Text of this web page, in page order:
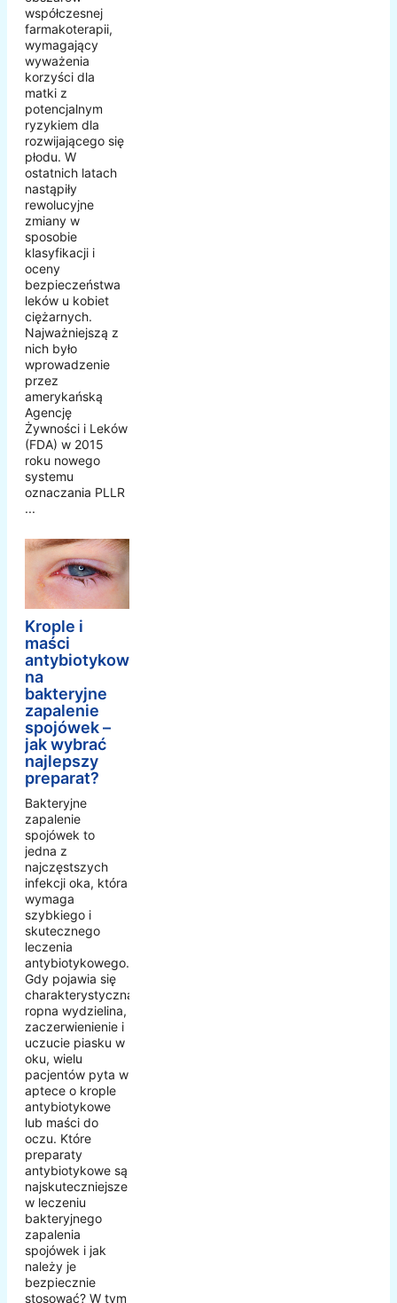
współczesnej
farmakoterapii,
wymagający
wyważenia
korzyści dla
matki z
potencjalnym
ryzykiem dla
rozwijającego się
płodu. W
ostatnich latach
nastąpiły
rewolucyjne
zmiany w
sposobie
klasyfikacji i
oceny
bezpieczeństwa
leków u kobiet
ciężarnych.
Najważniejszą z
nich było
wprowadzenie
przez
amerykańską
Agencję
Żywności i Leków
(FDA) w 2015
roku nowego
systemu
oznaczania PLLR
...
Krople i
maści
antybiotykowe
na
bakteryjne
zapalenie
spojówek –
jak wybrać
najlepszy
preparat?
Bakteryjne
zapalenie
spojówek to
jedna z
najczęstszych
infekcji oka, która
wymaga
szybkiego i
skutecznego
leczenia
antybiotykowego.
Gdy pojawia się
charakterystyczna
ropna wydzielina,
zaczerwienienie i
uczucie piasku w
oku, wielu
pacjentów pyta w
aptece o krople
antybiotykowe
lub maści do
oczu. Które
preparaty
antybiotykowe są
najskuteczniejsze
w leczeniu
bakteryjnego
zapalenia
spojówek i jak
należy je
bezpiecznie
stosować? W tym